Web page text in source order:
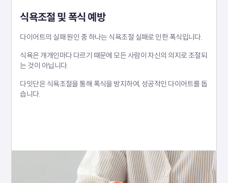
식욕조절 및 폭식 예방
다이어트의 실패 원인 중 하나는 식욕조절 실패로 인한 폭식입니다.
식욕은 개개인마다 다르기 때문에 모든 사람이 자신의 의지로 조절되
는 것이 아닙니다.
다잇단은 식욕조절을 통해 폭식을 방지하여, 성공적인 다이어트를 돕
습니다.